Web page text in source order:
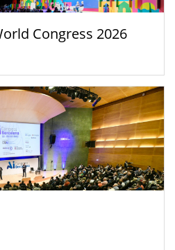
Congress 2026